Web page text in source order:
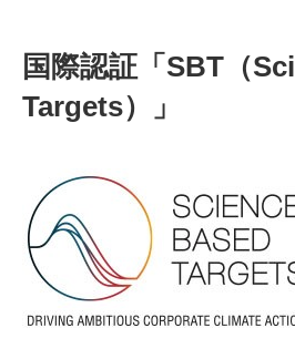
国際認証「SBT（
Targets）」